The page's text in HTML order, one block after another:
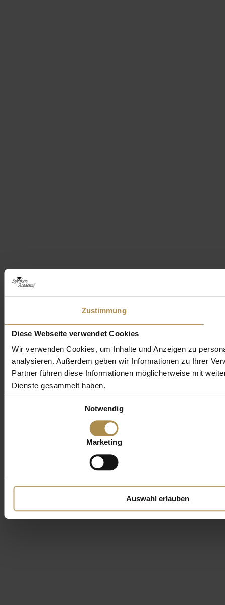
Zustimmung
Diese Webseite verwendet Cookies
Wir verwenden Cookies, um Inhalte und Anzeigen zu
analysieren. Außerdem geben wir Informationen zu Ihrer
Partner führen diese Informationen möglicherweise mit
Dienste gesammelt haben.
Notwendig
Marketing
Auswahl erlauben